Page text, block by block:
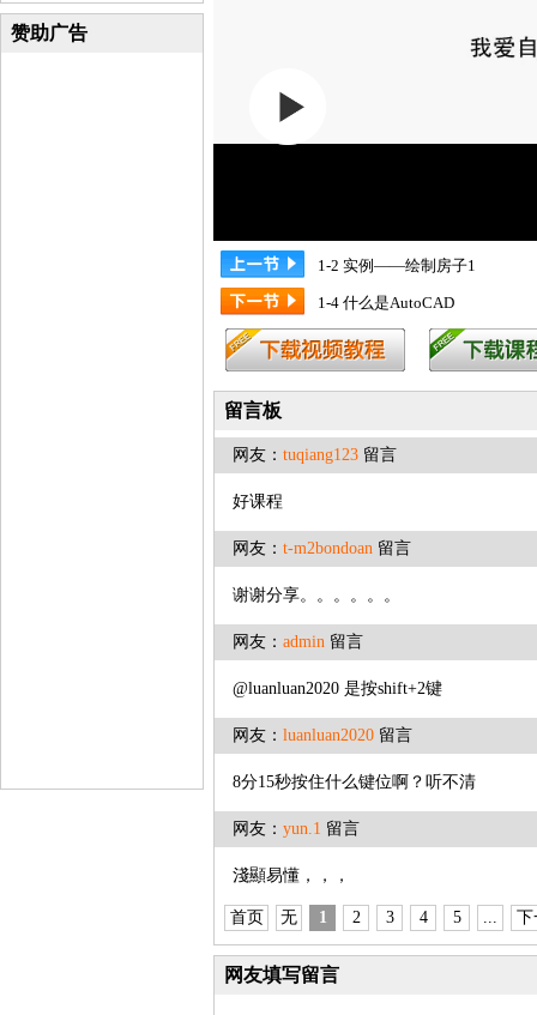
赞助广告
1-2 实例——绘制房子1
1-4 什么是AutoCAD
留言板
网友： tuqiang123 留言
好课程
网友： t-m2bondoan 留言
谢谢分享。。。。。。
网友： admin 留言
@luanluan2020 是按shift+2键
网友： luanluan2020 留言
8分15秒按住什么键位啊？听不清
网友： yun.1 留言
淺顯易懂，，，
首页 无 1 2 3 4 5 ... 下
网友填写留言